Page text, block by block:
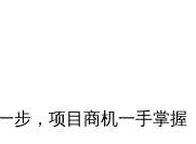
步，项目商机一手掌握